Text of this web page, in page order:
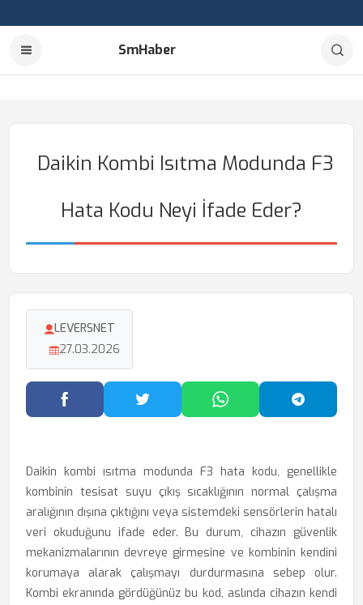
SmHaber
Daikin Kombi Isıtma Modunda F3
Hata Kodu Neyi İfade Eder?
LEVERSNET
27.03.2026
Facebook'ta PaylaşTwitter'da PaylaşWhatsApp'ta Paylaş
Daikin kombi ısıtma modunda F3 hata kodu, genellikle
kombinin tesisat suyu çıkış sıcaklığının normal çalışma
aralığının dışına çıktığını veya sistemdeki sensörlerin hatalı
veri okuduğunu ifade eder. Bu durum, cihazın güvenlik
mekanizmalarının devreye girmesine ve kombinin kendini
korumaya alarak çalışmayı durdurmasına sebep olur.
Kombi ekranında gördüğünüz bu kod, aslında cihazın kendi